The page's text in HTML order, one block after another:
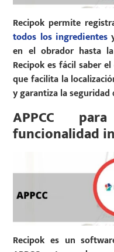
Recipok permite
todos los ingredientes
en el obrador hasta
Recipok es fácil saber el
que facilita la
y garantiza la seguridad
APPCC
funcionalidad
Recipok es un